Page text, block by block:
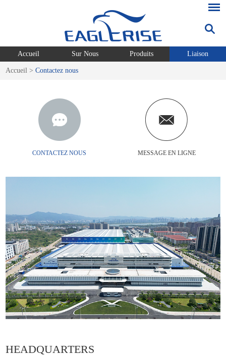
Accueil Sur Nous Produits Liaison
Accueil>Contactez nous
CONTACTEZ NOUS MESSAGE EN LIGNE
HEADQUARTERS